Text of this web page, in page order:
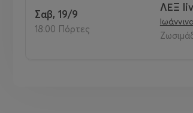
Σαβ, 19/9
18:00 Πόρτες
ΛΕΞ